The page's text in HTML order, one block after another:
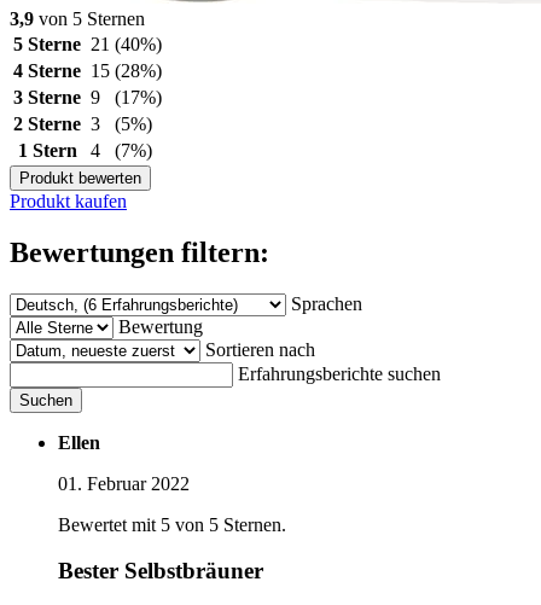
3,9 von 5 Sternen
5 Sterne 21 (40%)
4 Sterne 15 (28%)
3 Sterne 9
(17%)
2 Sterne 3
(5%)
1 Stern
4 (7%)
Produkt bewerten
Produkt kaufen
Bewertungen filtern:
Sprachen
Bewertung
Sortieren nach
Erfahrungsberichte suchen
Suchen
Ellen
01. Februar 2022
Bewertet mit 5 von 5 Sternen.
Bester Selbstbräuner